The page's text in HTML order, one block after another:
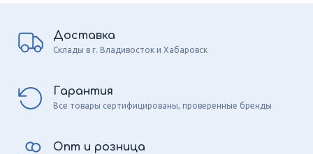
Доставка
Склады в г. Владивосток и Хабаровск
Гарантия
Все товары сертифицированы, проверенные бренды
Опт и розница